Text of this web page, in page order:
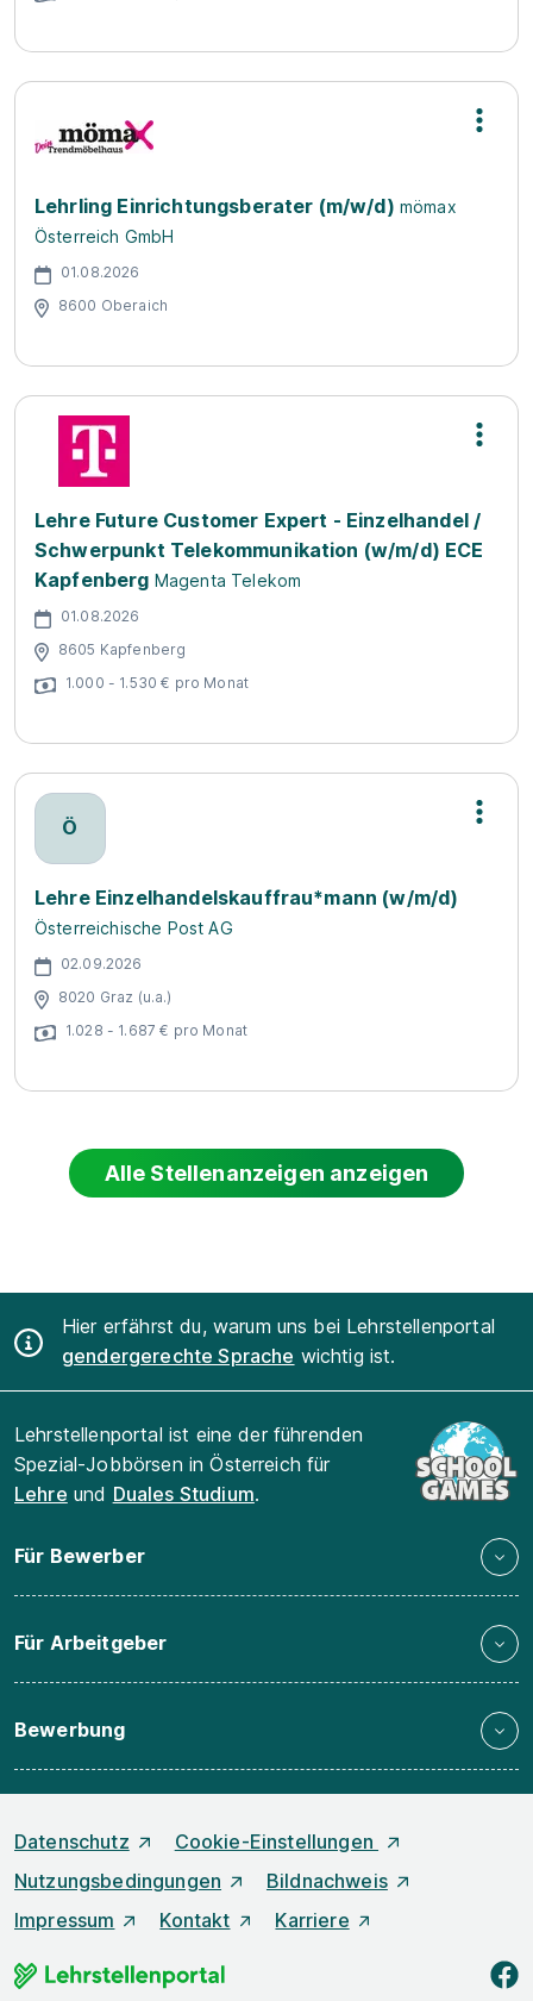
Lehrling Einrichtungsberater (m/w/d) mömax
Österreich GmbH
01.08.2026
8600 Oberaich
Lehre Future Customer Expert - Einzelhandel /
Schwerpunkt Telekommunikation (w/m/d) ECE
Kapfenberg Magenta Telekom
01.08.2026
8605 Kapfenberg
1.000 - 1.530 € pro Monat
Ö
Lehre Einzelhandelskauffrau*mann (w/m/d)
Österreichische Post AG
02.09.2026
8020 Graz (u.a.)
1.028 - 1.687 € pro Monat
Alle Stellenanzeigen anzeigen
Hier erfährst du, warum uns bei Lehrstellenportal
gendergerechte Sprache wichtig ist.
Lehrstellenportal ist eine der führenden
Spezial-Jobbörsen in Österreich für
Lehre und Duales Studium.
Für Bewerber
Für Arbeitgeber
Bewerbung
Datenschutz
Cookie-Einstellungen
Nutzungsbedingungen
Bildnachweis
Impressum
Kontakt Karriere